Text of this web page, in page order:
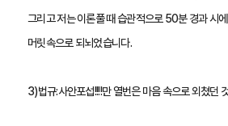
그리고 저는 이론풀 때 습관적으로 50분 경과 시에
머릿속으로 되뇌었습니다.
3)법규:사안포섭!!!!만 열번은 마음 속으로 외쳤던